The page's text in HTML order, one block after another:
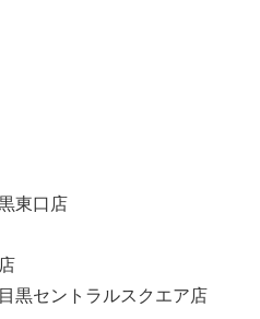
東口店
黒セントラルスクエア店